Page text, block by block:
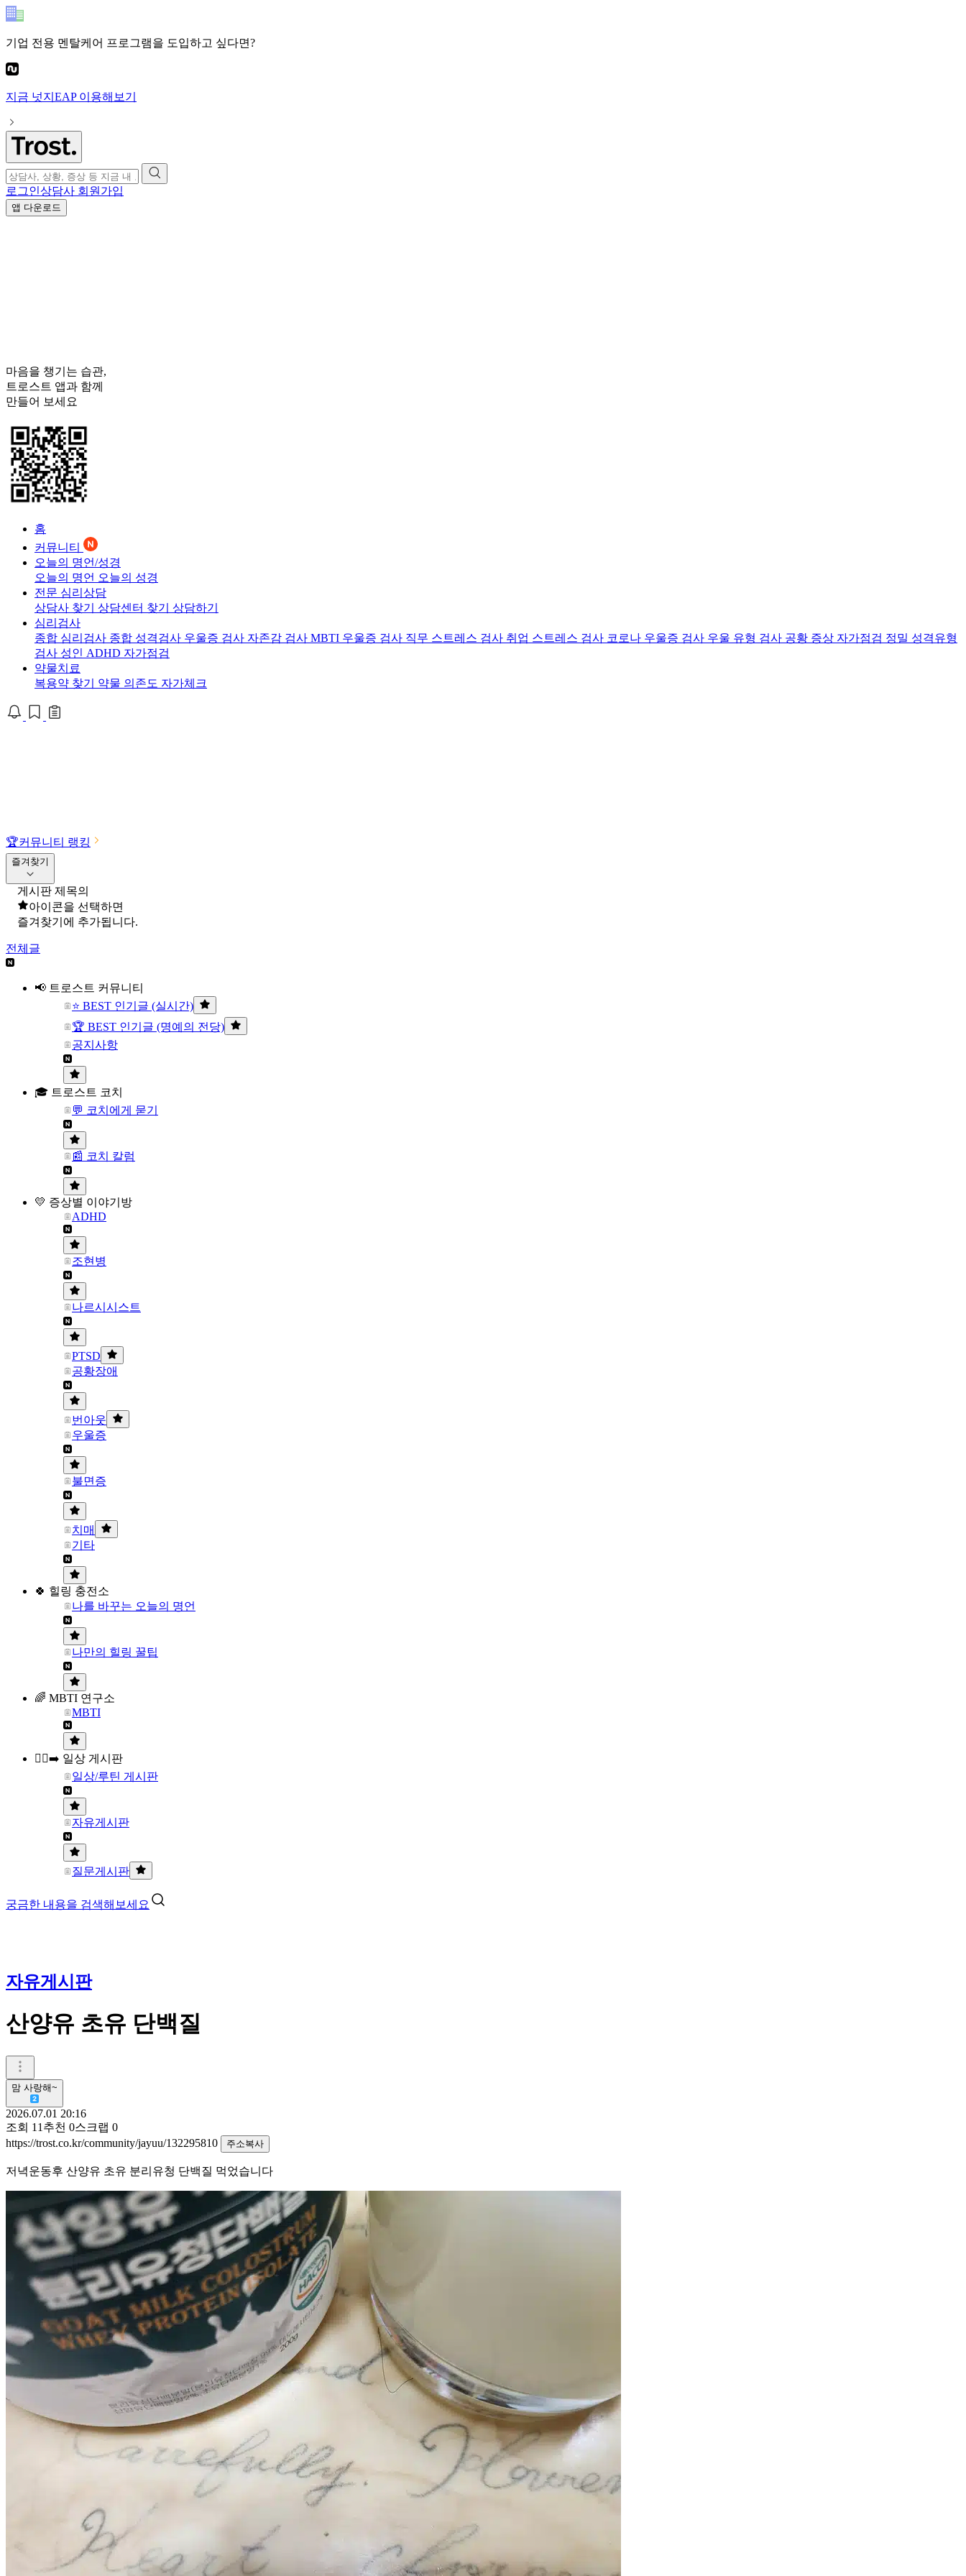
기업 전용 멘탈케어 프로그램을 도입하고 싶다면?
지금 넛지EAP이용해보기
로그인상담사 회원가입
앱 다운로드
마음을 챙기는 습관,
트로스트 앱과 함께
만들어 보세요
홈
커뮤니티
오늘의 명언/성경
오늘의 명언 오늘의 성경
전문 심리상담
상담사 찾기 상담센터 찾기 상담하기
심리검사
종합 심리검사 종합 성격검사 우울증 검사 자존감 검사 MBTI 우울증 검사 직무 스트레스 검사 취업 스트레스 검사 코로나 우울증 검사 우울 유형 검사 공황 증상 자가점검 정밀 성격유형
검사 성인 ADHD 자가점검
약물치료
복용약 찾기 약물 의존도 자가체크
🏆커뮤니티 랭킹
즐겨찾기
게시판 제목의
아이콘을 선택하면
즐겨찾기에 추가됩니다.
전체글
📢 트로스트 커뮤니티
⭐ BEST 인기글 (실시간)
🏆 BEST 인기글 (명예의 전당)
공지사항
🎓 트로스트 코치
💬 코치에게 묻기
📰 코치 칼럼
💛 증상별 이야기방
ADHD
조현병
나르시시스트
PTSD
공황장애
번아웃
우울증
불면증
치매
기타
🍀 힐링 충전소
나를 바꾸는 오늘의 명언
나만의 힐링 꿀팁
🌈 MBTI 연구소
MBTI
🏃‍♀️‍➡️ 일상 게시판
일상/루틴 게시판
자유게시판
질문게시판
궁금한 내용을 검색해보세요
자유게시판
산양유 초유 단백질
맘 사랑해~
2026.07.01 20:16
조회 11 추천 0스크랩 0
https://trost.co.kr/community/jayuu/132295810
주소복사
저녁운동후 산양유 초유 분리유청 단백질 먹었습니다